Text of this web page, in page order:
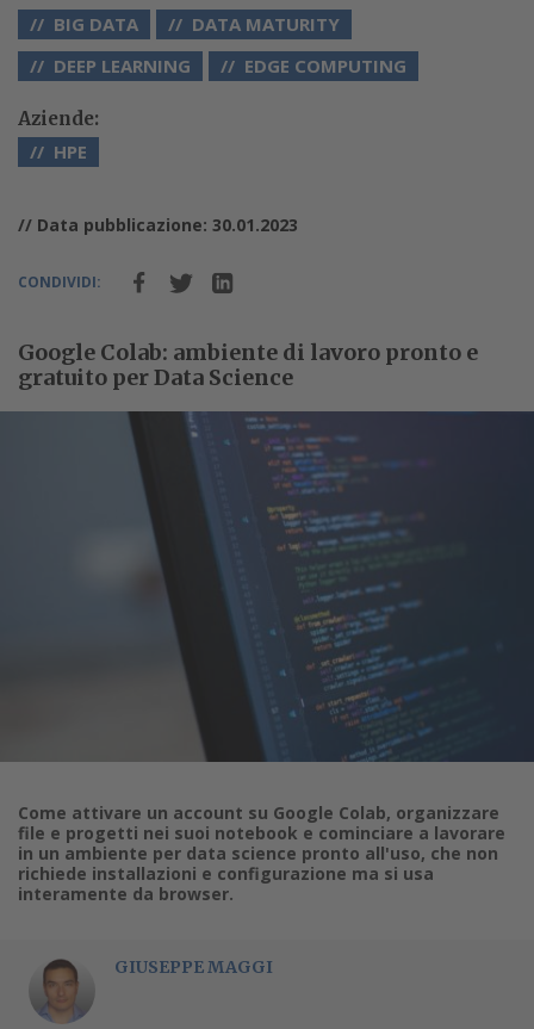
BIG DATA
DATA MATURITY
DEEP LEARNING
EDGE COMPUTING
Aziende:
HPE
// Data pubblicazione: 30.01.2023
CONDIVIDI:
Google Colab: ambiente di lavoro pronto e
gratuito per Data Science
Come attivare un account su Google Colab, organizzare
file e progetti nei suoi notebook e cominciare a lavorare
in un ambiente per data science pronto all'uso, che non
richiede installazioni e configurazione ma si usa
interamente da browser.
GIUSEPPE MAGGI